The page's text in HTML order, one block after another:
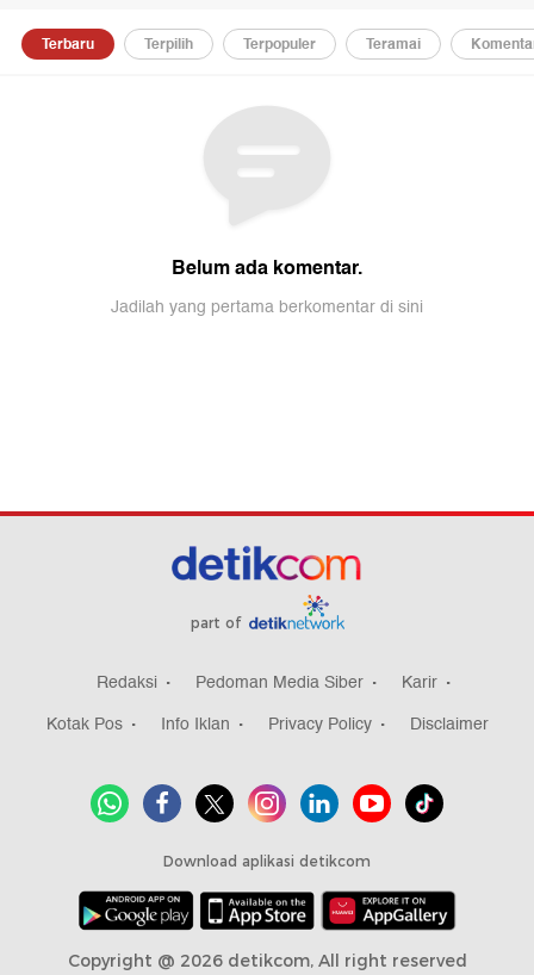
part of
Redaksi Pedoman Media Siber
Karir
Kotak Pos
Info Iklan Privacy Policy Disclaimer
Download aplikasi detikcom
Copyright @ 2026 detikcom, All right reserved